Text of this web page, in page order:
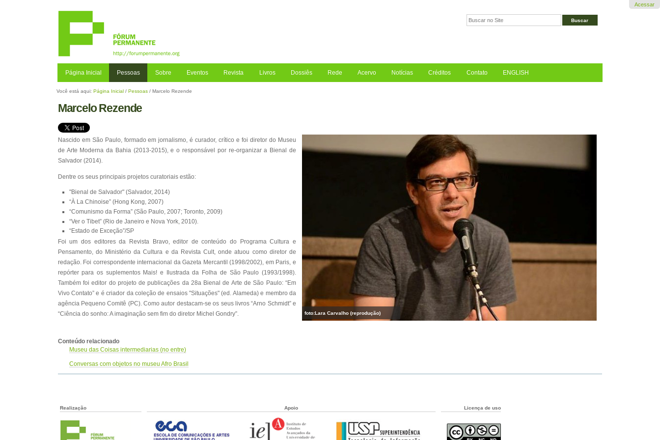
Acessar
Busca
Página Inicial Pessoas Sobre Eventos Revista Livros Dossiês Rede Acervo Notícias Créditos Contato ENGLISH
Você está aqui: Página Inicial / Pessoas / Marcelo Rezende
Marcelo Rezende
foto:Lara Carvalho (reprodução)
Nascido em São Paulo, formado em jornalismo, é curador, crítico e foi diretor do Museu
de Arte Moderna da Bahia (2013-2015), e o responsável por re-organizar a Bienal de
Salvador (2014).
Dentre os seus principais projetos curatoriais estão:
"Bienal de Salvador" (Salvador, 2014)
“À La Chinoise” (Hong Kong, 2007)
“Comunismo da Forma” (São Paulo, 2007; Toronto, 2009)
“Ver o Tibet” (Rio de Janeiro e Nova York, 2010).
“Estado de Exceção”/SP
Foi um dos editores da Revista Bravo, editor de conteúdo do Programa Cultura e
Pensamento, do Ministério da Cultura e da Revista Cult, onde atuou como diretor de
redação. Foi correspondente internacional da Gazeta Mercantil (1998/2002), em Paris, e
repórter para os suplementos Mais! e Ilustrada da Folha de São Paulo (1993/1998).
Também foi editor do projeto de publicações da 28a Bienal de Arte de São Paulo: “Em
Vivo Contato” e é criador da coleção de ensaios "Situações" (ed. Alameda) e membro da
agência Pequeno Comitê (PC). Como autor destacam-se os seus livros “Arno Schmidt” e
“Ciência do sonho: A imaginação sem fim do diretor Michel Gondry”.
Conteúdo relacionado
Museu das Coisas intermediarias (no entre)
Conversas com objetos no museu Afro Brasil
Realização Apoio Licença de uso